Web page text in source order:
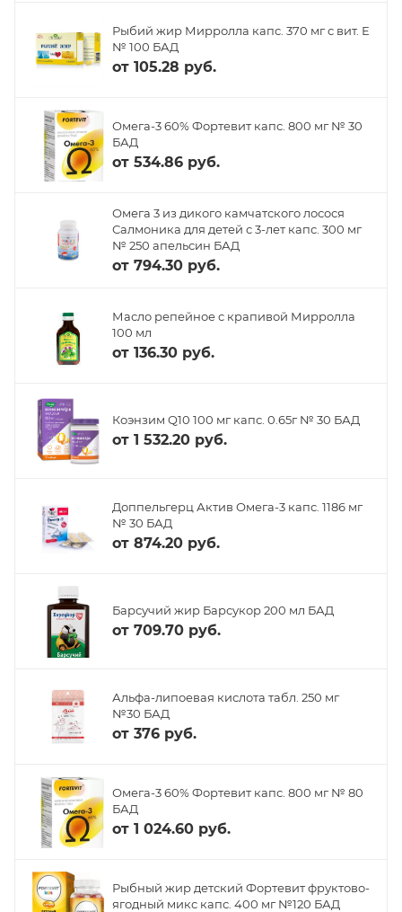
Рыбий жир Мирролла капс. 370 мг с вит. Е
№ 100 БАД
от 105.28 руб.
Омега-3 60% Фортевит капс. 800 мг № 30
БАД
от 534.86 руб.
Омега 3 из дикого камчатского лосося
Салмоника для детей с 3-лет капс. 300 мг
№ 250 апельсин БАД
от 794.30 руб.
Масло репейное с крапивой Мирролла
100 мл
от 136.30 руб.
Коэнзим Q10 100 мг капс. 0.65г № 30 БАД
от 1 532.20 руб.
Доппельгерц Актив Омега-3 капс. 1186 мг
№ 30 БАД
от 874.20 руб.
Барсучий жир Барсукор 200 мл БАД
от 709.70 руб.
Альфа-липоевая кислота табл. 250 мг
№30 БАД
от 376 руб.
Омега-3 60% Фортевит капс. 800 мг № 80
БАД
от 1 024.60 руб.
Рыбный жир детский Фортевит фруктово-
ягодный микс капс. 400 мг №120 БАД